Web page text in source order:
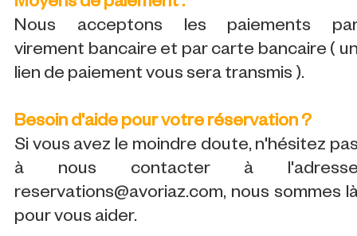
Nous acceptons les paiements
virement bancaire et par carte bancaire (
lien de paiement vous sera transmis ).
Besoin d'aide pour votre réservation ?
Si vous avez le moindre doute, n'hésitez
à nous contacter à
reservations@avoriaz.com, nous sommes
pour vous aider.